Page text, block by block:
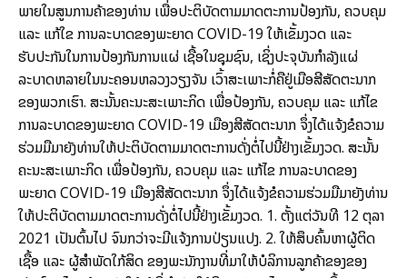
ພາຍໃນສູນການຄ້າຂອງທ່ານ ເພື່ອປະຕິບັດຕາມມາດຕະການປ້ອງກັນ, ຄວບຄຸມ
ແລະ ແກ້ໃຂ ການລະບາດຂອງພະຍາດ COVID-19 ໃຫ້ເຂັ້ມງວດ ແລະ
ຮັບປະກັນໃນການປ້ອງກັນການແຜ່ ເຊື້ອໃນຊຸມຊົນ, ເຊິ່ງປະຈຸບັນກໍາລັງແຜ່
ລະບາດຫລາຍໃນນະຄອນຫລວງວຽງຈັນ ເວົ້າສະເພາະກໍ່ຄືຢູ່ເມືອສີສັດຕະນາກ
ຂອງພວກເຮົາ. ສະນັ້ນຄະນະສະເພາະກິດ ເພື່ອປ້ອງກັນ, ຄວບຄຸມ ແລະ ແກ້ໄຂ
ການລະບາດຂອງພະຍາດ COVID-19 ເມືອງສີສັດຕະນາກ ຈຶ່ງໄດ້ແຈ້ງຂໍຄວາມ
ຮ່ວມມືມາຍັງທ່ານໃຫ້ປະຕິບັດຕາມມາດຕະການດັ່ງຕໍ່ໄປນີ້ຢ່າງເຂັ້ມງວດ. ສະນັ້ນ
ຄະນະສະເພາະກິດ ເພື່ອປ້ອງກັນ, ຄວບຄຸມ ແລະ ແກ້ໄຂ ການລະບາດຂອງ
ພະຍາດ COVID-19 ເມືອງສີສັດຕະນາກ ຈຶ່ງໄດ້ແຈ້ງຂໍຄວາມຮ່ວມມືມາຍັງທ່ານ
ໃຫ້ປະຕິບັດຕາມມາດຕະການດັ່ງຕໍ່ໄປນີ້ຢ່າງເຂັ້ມງວດ. 1. ຕັ້ງແຕ່ວັນທີ 12 ຕຸລາ
2021 ເປັນຕົ້ນໄປ ຈົນກວ່າຈະມີແຈ້ງການປ່ຽນແປງ. 2. ໃຫ້ສຶບຄົ້ນຫາຜູ້ຕິດ
ເຊື້ອ ແລະ ຜູ້ສໍາພັດໃກ້ສິດ ຂອງພະນັກງານທີ່ມາໃຫ້ບໍລິການລູກຄ້າຂອງຂອງ